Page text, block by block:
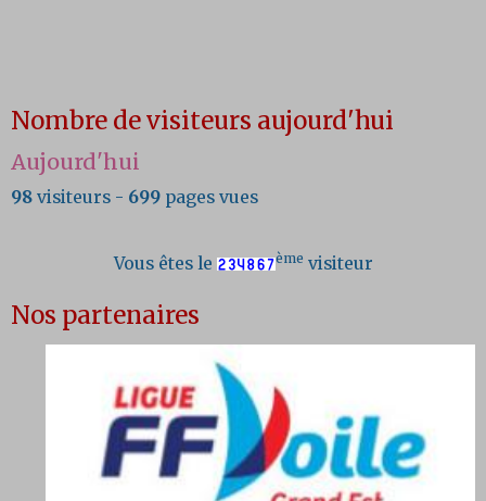
Nombre de visiteurs aujourd'hui
Aujourd'hui
98 visiteurs - 699 pages vues
Vous êtes le ème visiteur
Nos partenaires